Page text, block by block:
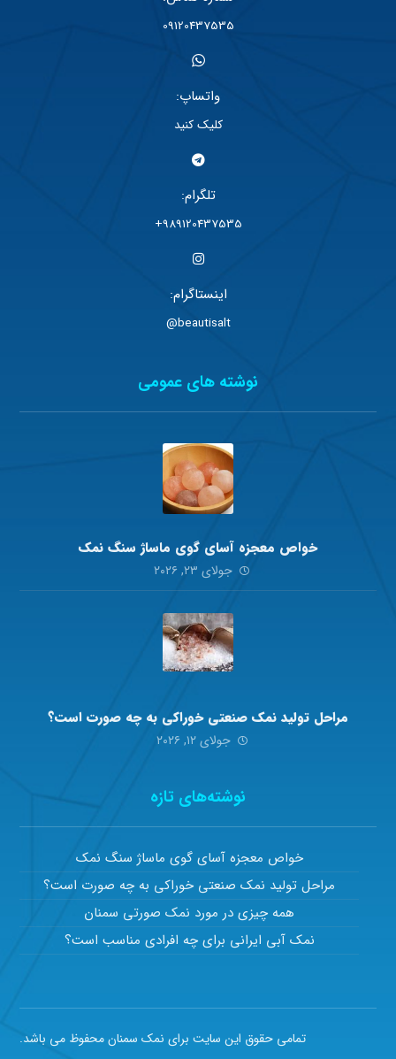
09120437535
واتساپ:
کلیک کنید
تلگرام:
989120437535+
اینستاگرام:
beautisalt@
نوشته های عمومی
خواص معجزه آسای گوی ماساژ سنگ نمک
جولای ۲۳, ۲۰۲۶
مراحل تولید نمک صنعتی خوراکی به چه صورت است؟
جولای ۱۲, ۲۰۲۶
نوشته‌های تازه
خواص معجزه آسای گوی ماساژ سنگ نمک
مراحل تولید نمک صنعتی خوراکی به چه صورت است؟
همه چیزی در مورد نمک صورتی سمنان
نمک آبی ایرانی برای چه افرادی مناسب است؟
تمامی حقوق این سایت برای نمک سمنان محفوظ می باشد.